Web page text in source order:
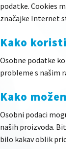
podatke. Cookies
značajke Internet
Kako
Osobne podatke
probleme s našim
Kako
Osobni podaci mogu
naših proizvoda. Bit
bilo kakav oblik